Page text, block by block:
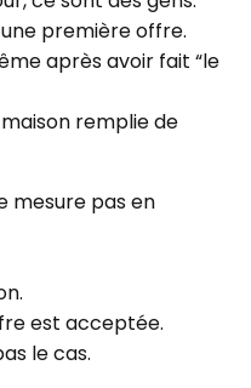
première offre.
après avoir fait “le
remplie de
mesure pas en
est acceptée.
le cas.